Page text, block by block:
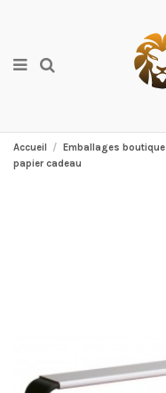
Accueil Emballages boutique
papier cadeau